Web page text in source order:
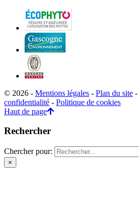
© 2026 - Mentions légales - Plan du site -
confidentialité - Politique de cookies
Haut de page
Rechercher
Chercher pour:
×